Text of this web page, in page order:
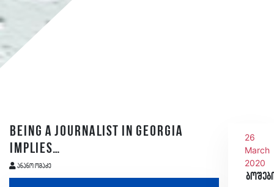
Being a journalist in Georgia
implies…
ანანო ომაძე
26
March
2020